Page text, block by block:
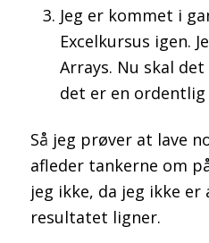
Jeg er kommet i
Excelkursus igen.
Arrays. Nu skal
det er en
Så jeg prøver at lave
afleder tankerne om
jeg ikke, da jeg ikke er
resultatet ligner.